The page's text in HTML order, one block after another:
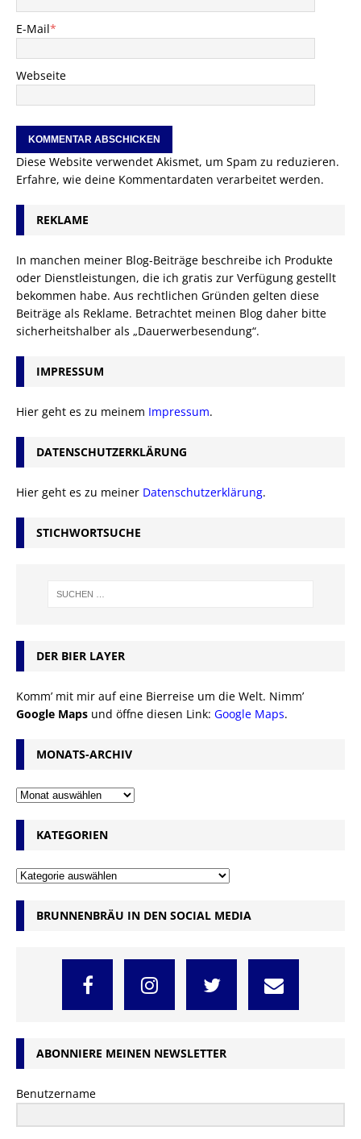
E-Mail*
Webseite
Diese Website verwendet Akismet, um Spam zu reduzieren.
Erfahre, wie deine Kommentardaten verarbeitet werden.
REKLAME
In manchen meiner Blog-Beiträge beschreibe ich Produkte
oder Dienstleistungen, die ich gratis zur Verfügung gestellt
bekommen habe. Aus rechtlichen Gründen gelten diese
Beiträge als Reklame. Betrachtet meinen Blog daher bitte
sicherheitshalber als „Dauerwerbesendung“.
IMPRESSUM
Hier geht es zu meinem Impressum.
DATENSCHUTZERKLÄRUNG
Hier geht es zu meiner Datenschutzerklärung.
STICHWORTSUCHE
DER BIER LAYER
Komm’ mit mir auf eine Bierreise um die Welt. Nimm’
Google Maps und öffne diesen Link: Google Maps.
MONATS-ARCHIV
KATEGORIEN
BRUNNENBRÄU IN DEN SOCIAL MEDIA
ABONNIERE MEINEN NEWSLETTER
Benutzername